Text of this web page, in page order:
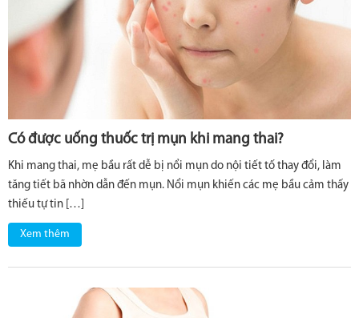
Có được uống thuốc trị mụn khi mang thai?
Khi mang thai, mẹ bầu rất dễ bị nổi mụn do nội tiết tố thay đổi, làm
tăng tiết bã nhờn dẫn đến mụn. Nổi mụn khiến các mẹ bầu cảm thấy
thiếu tự tin […]
Xem thêm